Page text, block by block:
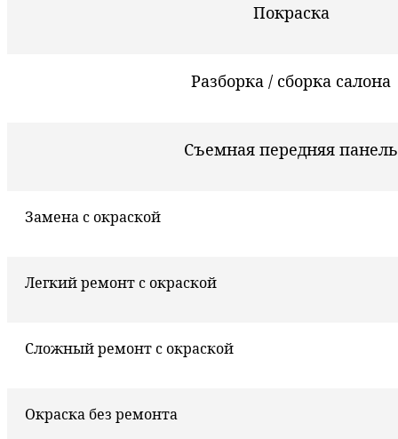
Покраска
Разборка / сборка салона
Съемная передняя панель
Замена с окраской
Легкий ремонт с окраской
Сложный ремонт с окраской
Окраска без ремонта